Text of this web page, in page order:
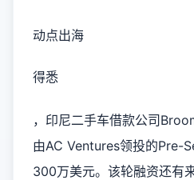
动点出海
得悉
，印尼二手车借款公司
由AC Ventures领投的Pre-
300万美元。该轮融资还有